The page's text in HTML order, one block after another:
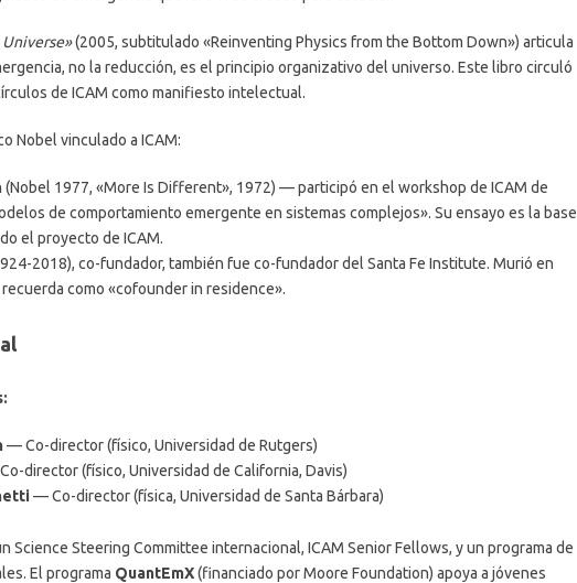
(2005, subtitulado «Reinventing Physics from the Bottom Down») articula
no la reducción, es el principio organizativo del universo. Este libro circuló
de ICAM como manifiesto intelectual.
Nobel vinculado a ICAM:
(Nobel 1977, «More Is Different», 1972) — participó en el workshop de ICAM de
de comportamiento emergente en sistemas complejos». Su ensayo es la base
el proyecto de ICAM.
2018), co-fundador, también fue co-fundador del Santa Fe Institute. Murió en
recuerda como «cofounder in residence».
— Co-director (físico, Universidad de Rutgers)
director (físico, Universidad de California, Davis)
— Co-director (física, Universidad de Santa Bárbara)
Science Steering Committee internacional, ICAM Senior Fellows, y un programa de
El programa QuantEmX(financiado por Moore Foundation) apoya a jóvenes